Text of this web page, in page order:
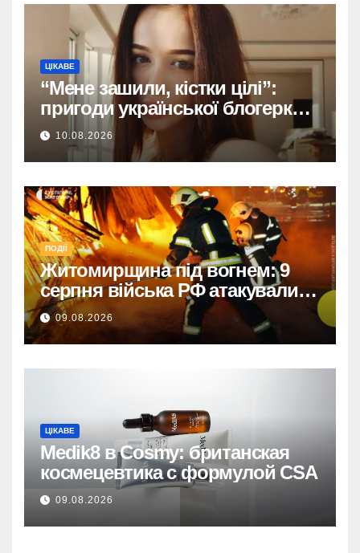
ЦІКАВЕ
“Мене зашили, кістки цілі”:
пригоди української блогерки
після аварії
10.08.2026
ПОДІЇ
Житомирщина під вогнем: 9
серпня війська РФ атакували
дронами, троє поранених
09.08.2026
ЦІКАВЕ
Medik8 в Cosmy: британская
космецевтика с формулой CSA
09.08.2026